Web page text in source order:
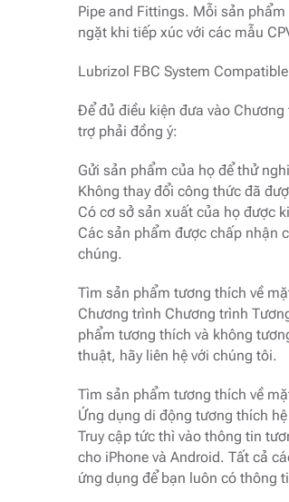
Pipe and Fittings. Mỗi sản
ngặt khi tiếp xúc với các mẫu
Lubrizol FBC System
Để đủ điều kiện đưa vào
trợ phải đồng ý:
Gửi sản phẩm của họ để thử
Không thay đổi công thức đã
Có cơ sở sản xuất của họ được
Các sản phẩm được chấp nhận
chúng.
Tìm sản phẩm tương thích về
Chương trình Chương trình
phẩm tương thích và không
thuật, hãy liên hệ với chúng tôi.
Tìm sản phẩm tương thích về
Ứng dụng di động tương thích
Truy cập tức thì vào thông tin
cho iPhone và Android. Tất cả
ứng dụng để bạn luôn có thông